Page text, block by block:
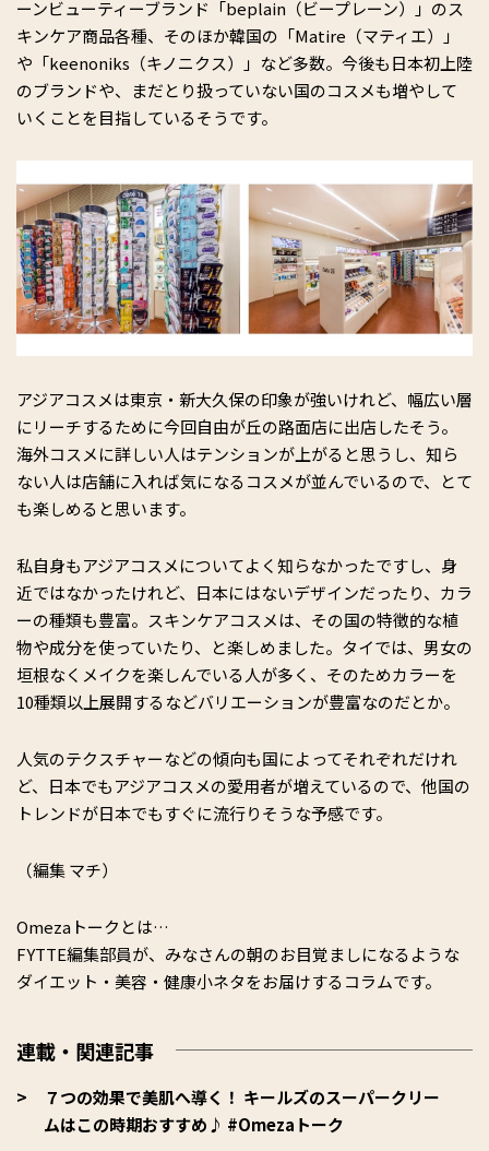
ーンビューティーブランド「beplain（ビープレーン）」のス
キンケア商品各種、そのほか韓国の「Matire（マティエ）」
や「keenoniks（キノニクス）」など多数。今後も日本初上陸
のブランドや、まだとり扱っていない国のコスメも増やして
いくことを目指しているそうです。
アジアコスメは東京・新大久保の印象が強いけれど、幅広い層
にリーチするために今回自由が丘の路面店に出店したそう。
海外コスメに詳しい人はテンションが上がると思うし、知ら
ない人は店舗に入れば気になるコスメが並んでいるので、とて
も楽しめると思います。
私自身もアジアコスメについてよく知らなかったですし、身
近ではなかったけれど、日本にはないデザインだったり、カラ
ーの種類も豊富。スキンケアコスメは、その国の特徴的な植
物や成分を使っていたり、と楽しめました。タイでは、男女の
垣根なくメイクを楽しんでいる人が多く、そのためカラーを
10種類以上展開するなどバリエーションが豊富なのだとか。
人気のテクスチャーなどの傾向も国によってそれぞれだけれ
ど、日本でもアジアコスメの愛用者が増えているので、他国の
トレンドが日本でもすぐに流行りそうな予感です。
（編集 マチ）
Omezaトークとは…
FYTTE編集部員が、みなさんの朝のお目覚ましになるような
ダイエット・美容・健康小ネタをお届けするコラムです。
連載・関連記事
７つの効果で美肌へ導く！ キールズのスーパークリー
ムはこの時期おすすめ♪ #Omezaトーク